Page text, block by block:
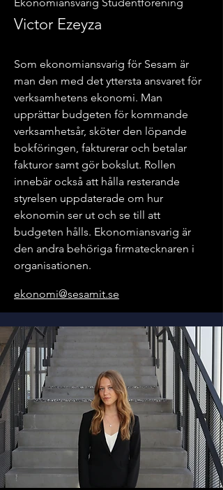
Victor Ezeyza
Som ekonomiansvarig för Sesam är
man den med det yttersta ansvaret för
verksamhetens ekonomi. Man
upprättar budgeten för kommande
verksamhetsår, sköter den löpande
bokföringen, fakturerar och betalar
fakturor samt gör bokslut. Rollen
innebär också att hålla resterande
styrelsen uppdaterade om hur
ekonomin ser ut och se till att
budgeten hålls. Ekonomiansvarig är
den andra behöriga firmatecknaren i
organisationen.
ekonomi@sesamit.se